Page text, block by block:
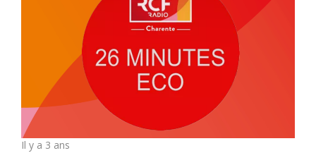
Il y a 3 ans